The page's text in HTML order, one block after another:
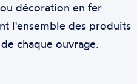
décoration en fer
l'ensemble des produits
chaque ouvrage.